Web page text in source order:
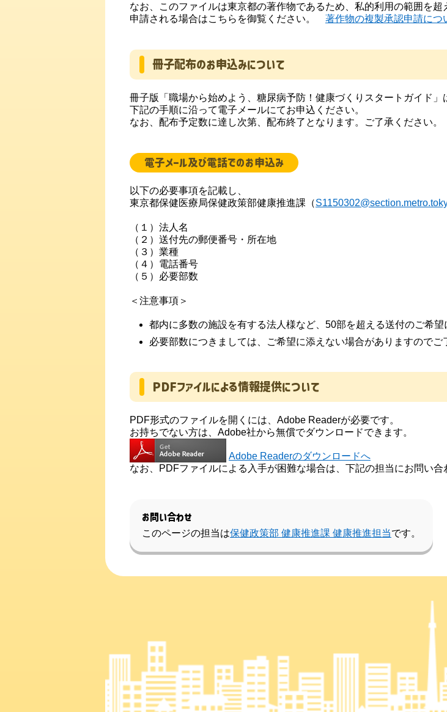
なお、このファイルは東京都の著作物であるため、私的利用の範囲を超
申請される場合はこちらを御覧ください。 著作物の複製承認申請につ
冊子配布のお申込みについて
冊子版「職場から始めよう、糖尿病予防！健康づくりスタートガイド」
下記の手順に沿って電子メールにてお申込ください。
なお、配布予定数に達し次第、配布終了となります。ご了承ください。
電子メール及び電話でのお申込み
以下の必要事項を記載し、
東京都保健医療局保健政策部健康推進課（
（１）法人名
（２）送付先の郵便番号・所在地
（３）業種
（４）電話番号
（５）必要部数
＜注意事項＞
都内に多数の施設を有する法人様など、50部を超える送付のご希
必要部数につきましては、ご希望に添えない場合がありますのでご
PDFファイルによる情報提供について
PDF形式のファイルを開くには、Adobe Readerが必要です。
お持ちでない方は、Adobe社から無償でダウンロードできます。
Adobe Readerのダウンロードへ
なお、PDFファイルによる入手が困難な場合は、下記の担当にお問い合
お問い合わせ
このページの担当は保健政策部 健康推進課 健康推進担当です。